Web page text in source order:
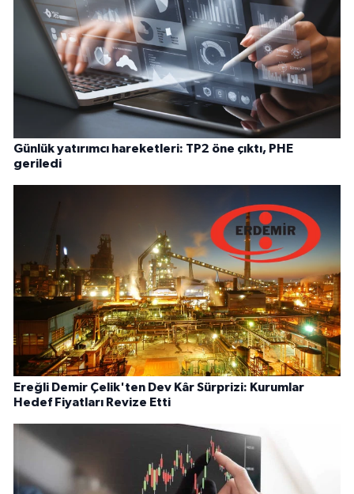
Günlük yatırımcı hareketleri: TP2 öne çıktı, PHE
geriledi
Ereğli Demir Çelik'ten Dev Kâr Sürprizi: Kurumlar
Hedef Fiyatları Revize Etti